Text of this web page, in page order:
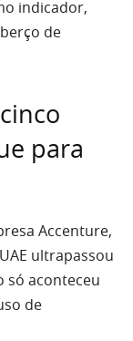
indicador,
de
para
Accenture,
ultrapassou
só aconteceu
de